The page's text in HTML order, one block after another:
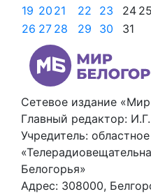
19 20 21 22 23 24 25
26 27 28 29 30 31
Сетевое издание
Главный редактор:
Учредитель:
Белогорья»
Адрес: 308000,